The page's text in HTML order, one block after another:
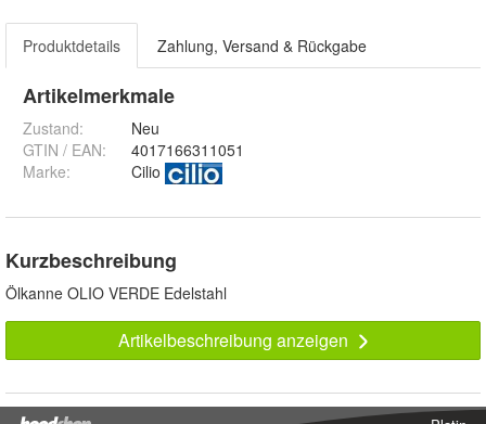
Produktdetails Zahlung, Versand & Rückgabe
Artikelmerkmale
Zustand:
Neu
GTIN / EAN:
4017166311051
Marke:
Cilio
Kurzbeschreibung
Ölkanne OLIO VERDE Edelstahl
Artikelbeschreibung anzeigen